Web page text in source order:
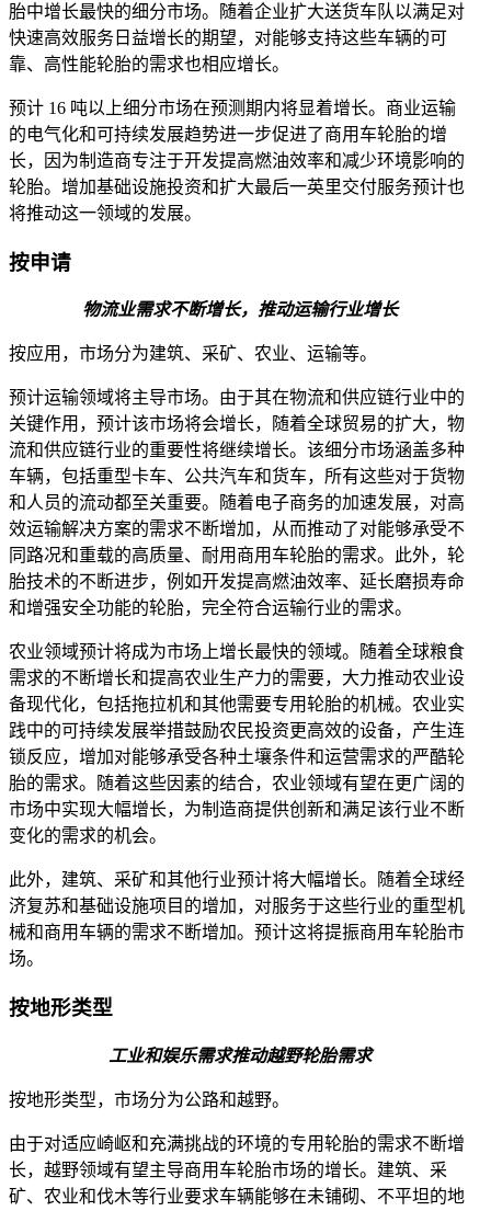
胎中增长最快的细分市场。随着企业扩大送货车队以满足对
快速高效服务日益增长的期望，对能够支持这些车辆的可
靠、高性能轮胎的需求也相应增长。
预计 16 吨以上细分市场在预测期内将显着增长。商业运输
的电气化和可持续发展趋势进一步促进了商用车轮胎的增
长，因为制造商专注于开发提高燃油效率和减少环境影响的
轮胎。增加基础设施投资和扩大最后一英里交付服务预计也
将推动这一领域的发展。
按申请
物流业需求不断增长，推动运输行业增长
按应用，市场分为建筑、采矿、农业、运输等。
预计运输领域将主导市场。由于其在物流和供应链行业中的
关键作用，预计该市场将会增长，随着全球贸易的扩大，物
流和供应链行业的重要性将继续增长。该细分市场涵盖多种
车辆，包括重型卡车、公共汽车和货车，所有这些对于货物
和人员的流动都至关重要。随着电子商务的加速发展，对高
效运输解决方案的需求不断增加，从而推动了对能够承受不
同路况和重载的高质量、耐用商用车轮胎的需求。此外，轮
胎技术的不断进步，例如开发提高燃油效率、延长磨损寿命
和增强安全功能的轮胎，完全符合运输行业的需求。
农业领域预计将成为市场上增长最快的领域。随着全球粮食
需求的不断增长和提高农业生产力的需要，大力推动农业设
备现代化，包括拖拉机和其他需要专用轮胎的机械。农业实
践中的可持续发展举措鼓励农民投资更高效的设备，产生连
锁反应，增加对能够承受各种土壤条件和运营需求的严酷轮
胎的需求。随着这些因素的结合，农业领域有望在更广阔的
市场中实现大幅增长，为制造商提供创新和满足该行业不断
变化的需求的机会。
此外，建筑、采矿和其他行业预计将大幅增长。随着全球经
济复苏和基础设施项目的增加，对服务于这些行业的重型机
械和商用车辆的需求不断增加。预计这将提振商用车轮胎市
场。
按地形类型
工业和娱乐需求推动越野轮胎需求
按地形类型，市场分为公路和越野。
由于对适应崎岖和充满挑战的环境的专用轮胎的需求不断增
长，越野领域有望主导商用车轮胎市场的增长。建筑、采
矿、农业和伐木等行业要求车辆能够在未铺砌、不平坦的地